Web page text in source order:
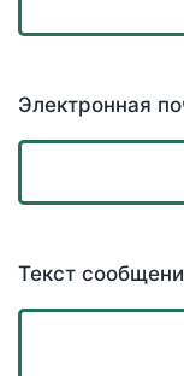
Электронная
Текст